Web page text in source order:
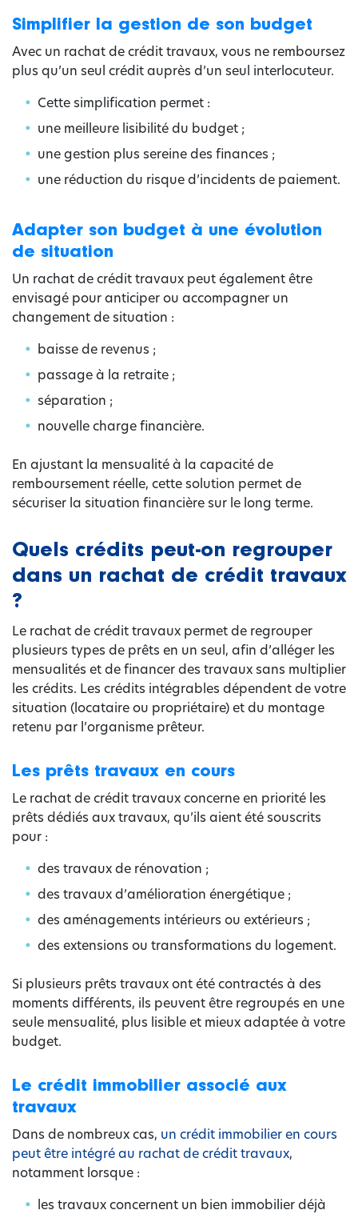
Simplifier la gestion de son budget
Avec un rachat de crédit travaux, vous ne remboursez
plus qu’un seul crédit auprès d’un seul interlocuteur.
Cette simplification permet :
une meilleure lisibilité du budget ;
une gestion plus sereine des finances ;
une réduction du risque d’incidents de paiement.
Adapter son budget à une évolution
de situation
Un rachat de crédit travaux peut également être
envisagé pour anticiper ou accompagner un
changement de situation :
baisse de revenus ;
passage à la retraite ;
séparation ;
nouvelle charge financière.
En ajustant la mensualité à la capacité de
remboursement réelle, cette solution permet de
sécuriser la situation financière sur le long terme.
Quels crédits peut-on regrouper
dans un rachat de crédit travaux
?
Le rachat de crédit travaux permet de regrouper
plusieurs types de prêts en un seul, afin d’alléger les
mensualités et de financer des travaux sans multiplier
les crédits. Les crédits intégrables dépendent de votre
situation (locataire ou propriétaire) et du montage
retenu par l’organisme prêteur.
Les prêts travaux en cours
Le rachat de crédit travaux concerne en priorité les
prêts dédiés aux travaux, qu’ils aient été souscrits
pour :
des travaux de rénovation ;
des travaux d’amélioration énergétique ;
des aménagements intérieurs ou extérieurs ;
des extensions ou transformations du logement.
Si plusieurs prêts travaux ont été contractés à des
moments différents, ils peuvent être regroupés en une
seule mensualité, plus lisible et mieux adaptée à votre
budget.
Le crédit immobilier associé aux
travaux
Dans de nombreux cas, un crédit immobilier en cours
peut être intégré au rachat de crédit travaux,
notamment lorsque :
les travaux concernent un bien immobilier déjà